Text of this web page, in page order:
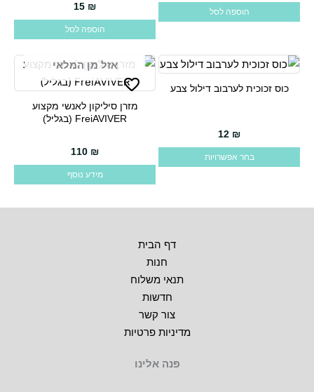
הוספה לסל 15 ₪
הוספה לסל
כוס זכוכית לערבוב דילול צבע
12 ₪
בחר אפשרויות
למוצר
אזל מן המלאי
מזרן סיליקון לאנשי מקצוע
FreiAVIVER (בגליל)
110 ₪
מידע נוסף
דף הבית
חנות
תנאי משלוח
חדשות
צור קשר
מדיניות פרטיות
פנה אלינו